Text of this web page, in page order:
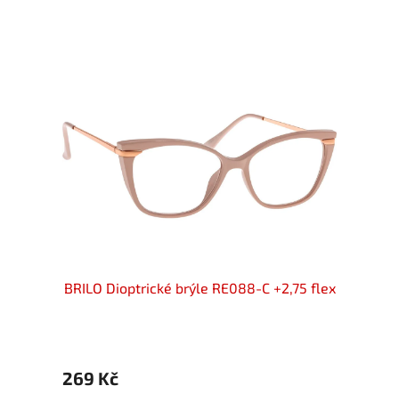
BRILO Dioptrické brýle RE088-C +2,75 flex
269 Kč